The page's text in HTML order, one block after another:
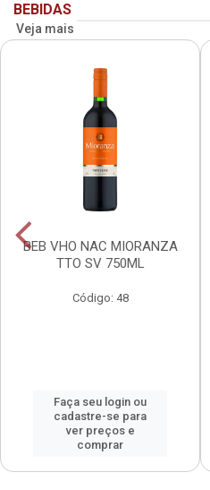
BEBIDAS
Veja mais
BEB VHO NAC MIORANZA
TTO SV 750ML
Código: 48
Faça seu login ou
cadastre-se para
ver preços e
comprar